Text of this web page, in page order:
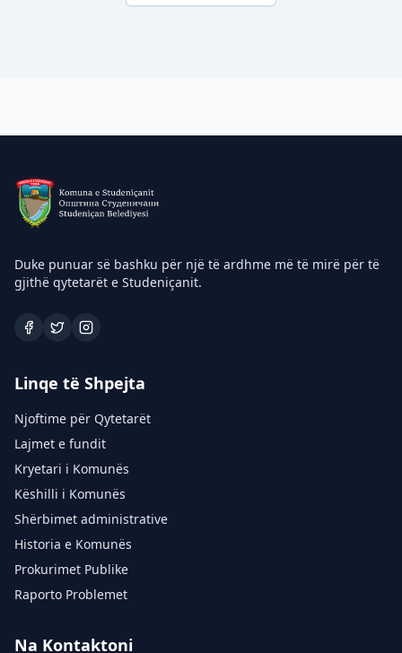
Duke punuar së bashku për një të ardhme më të mirë për të
gjithë qytetarët e Studeniçanit.
Linqe të Shpejta
Njoftime për Qytetarët
Lajmet e fundit
Kryetari i Komunës
Këshilli i Komunës
Shërbimet administrative
Historia e Komunës
Prokurimet Publike
Raporto Problemet
Na Kontaktoni